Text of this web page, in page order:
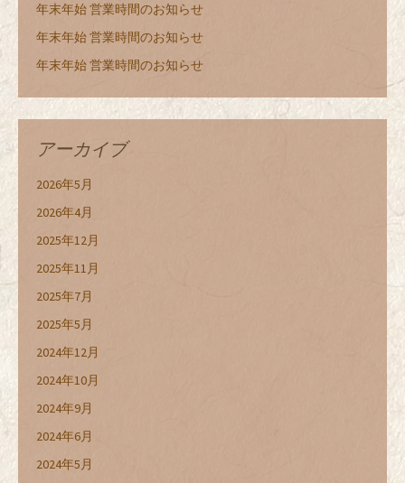
年末年始 営業時間のお知らせ
年末年始 営業時間のお知らせ
年末年始 営業時間のお知らせ
アーカイブ
2026年5月
2026年4月
2025年12月
2025年11月
2025年7月
2025年5月
2024年12月
2024年10月
2024年9月
2024年6月
2024年5月